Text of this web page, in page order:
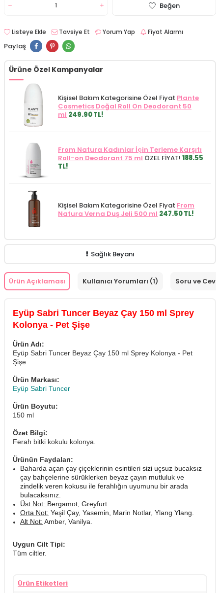
Beğen
Listeye Ekle Tavsiye Et Yorum Yap Fiyat Alarmı
Paylaş
Ürüne Özel Kampanyalar
Kişisel Bakım Kategorisine Özel Fiyat Plante
Cosmetics Doğal Roll On Deodorant 50
ml 249.90 TL!
From Natura Kadınlar İçin Terleme Karşıtı
Roll-on Deodorant 75 ml ÖZEL FİYAT! 188.55
TL!
Kişisel Bakım Kategorisine Özel Fiyat From
Natura Verna Duş Jeli 500 ml 247.50 TL!
Sağlık Beyanı
Ürün Açıklaması Kullanıcı Yorumları (1) Soru ve
Eyüp Sabri Tuncer Beyaz Çay 150 ml Sprey
Kolonya - Pet Şişe
Ürün Adı:
Eyüp Sabri Tuncer Beyaz Çay 150 ml Sprey Kolonya - Pet
Şişe
Ürün Markası:
Eyüp Sabri Tuncer
Ürün Boyutu:
150 ml
Özet Bilgi:
Ferah bitki kokulu kolonya.
Ürünün Faydaları:
Baharda açan çay çiçeklerinin esintileri sizi uçsuz bucaksız
çay bahçelerine sürüklerken beyaz çayın mutluluk ve
zindelik veren kokusu ile ferahlığın uyumunu bir arada
bulacaksınız.
Üst Not: Bergamot, Greyfurt.
Orta Not: Yeşil Çay, Yasemin, Marin Notlar, Ylang Ylang.
Alt Not: Amber, Vanilya.
Uygun Cilt Tipi:
Tüm ciltler.
Ürün Etiketleri